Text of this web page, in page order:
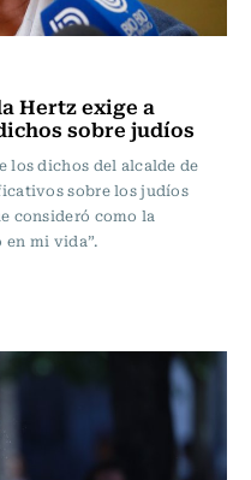
Hertz exige a
sobre judíos
los dichos del alcalde de
sobre los judíos
consideró como la
mi vida”.